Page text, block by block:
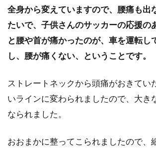
全身から変えていますので、腰痛も出
たいで、子供さんのサッカーの応援の
と腰や首が痛かったのが、車を運転し
し、腰が痛くない、ということです。
ストレートネックから頭痛がおきてい
いラインに変わられましたので、大き
なられました。
おおまかに整ってこられましたので、